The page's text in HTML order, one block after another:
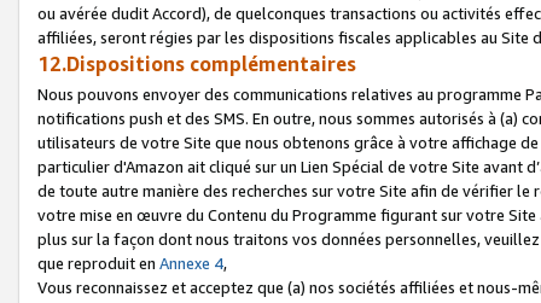
ou avérée dudit Accord), de quelconques transactions ou activités
affiliées, seront régies par les dispositions fiscales applicables au Site
12.Dispositions complémentaires
Nous pouvons envoyer des communications relatives au programme
notifications push et des SMS. En outre, nous sommes autorisés à
utilisateurs de votre Site que nous obtenons grâce à votre affichage
particulier d'Amazon ait cliqué sur un Lien Spécial de votre Site avant
de toute autre manière des recherches sur votre Site afin de vérifier
votre mise en œuvre du Contenu du Programme figurant sur votre
plus sur la façon dont nous traitons vos données personnelles,
que reproduit en Annexe 4,
Vous reconnaissez et acceptez que (a) nos sociétés affiliées et nous-